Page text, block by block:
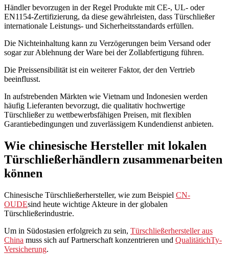
Händler bevorzugen in der Regel Produkte mit CE-, UL- oder
EN1154-Zertifizierung, da diese gewährleisten, dass Türschließer
internationale Leistungs- und Sicherheitsstandards erfüllen.
Die Nichteinhaltung kann zu Verzögerungen beim Versand oder
sogar zur Ablehnung der Ware bei der Zollabfertigung führen.
Die Preissensibilität ist ein weiterer Faktor, der den Vertrieb
beeinflusst.
In aufstrebenden Märkten wie Vietnam und Indonesien werden
häufig Lieferanten bevorzugt, die qualitativ hochwertige
Türschließer zu wettbewerbsfähigen Preisen, mit flexiblen
Garantiebedingungen und zuverlässigem Kundendienst anbieten.
Wie chinesische Hersteller mit lokalen
Türschließerhändlern zusammenarbeiten
können
Chinesische Türschließerhersteller, wie zum Beispiel CN-
OUDEsind heute wichtige Akteure in der globalen
Türschließerindustrie.
Um in Südostasien erfolgreich zu sein, Türschließerhersteller aus
China muss sich auf Partnerschaft konzentrieren und QualitätichTy-
Versicherung.